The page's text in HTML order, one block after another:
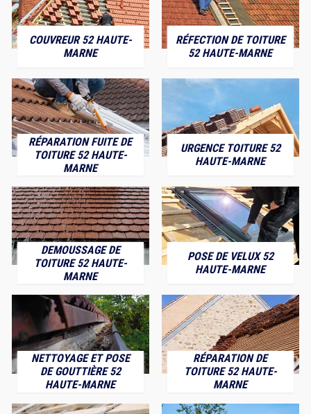
COUVREUR 52 HAUTE-
MARNE
RÉFECTION DE TOITURE
52 HAUTE-MARNE
RÉPARATION FUITE DE
TOITURE 52 HAUTE-
MARNE
URGENCE TOITURE 52
HAUTE-MARNE
DEMOUSSAGE DE
TOITURE 52 HAUTE-
MARNE
POSE DE VELUX 52
HAUTE-MARNE
NETTOYAGE ET POSE
DE GOUTTIÈRE 52
HAUTE-MARNE
RÉPARATION DE
TOITURE 52 HAUTE-
MARNE